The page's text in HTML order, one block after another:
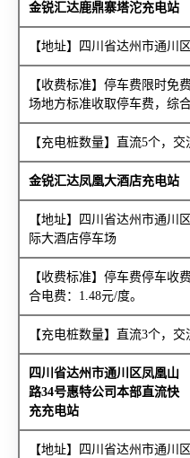
经销商
金锐汇达鹿鼎寨塔沱充电站
【地址】四川省达州市通川
【收费标准】停车费限时免
场地方标准收取停车费，综
【充电桩数量】直流5个，交
金锐汇达凤凰大酒店充电站
【地址】四川省达州市通川
际大酒店停车场
【收费标准】停车费停车收
合电费：1.48元/度。
【充电桩数量】直流3个，交
四川省达州市通川区凤凰山
路34号惠特公司本部直流快
充充电站
【地址】四川省达州市通川